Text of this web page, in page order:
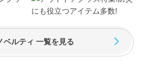
ベルティ 一覧を見る